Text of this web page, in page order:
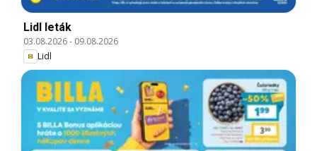
Lidl leták
03.08.2026- 09.08.2026
Lidl